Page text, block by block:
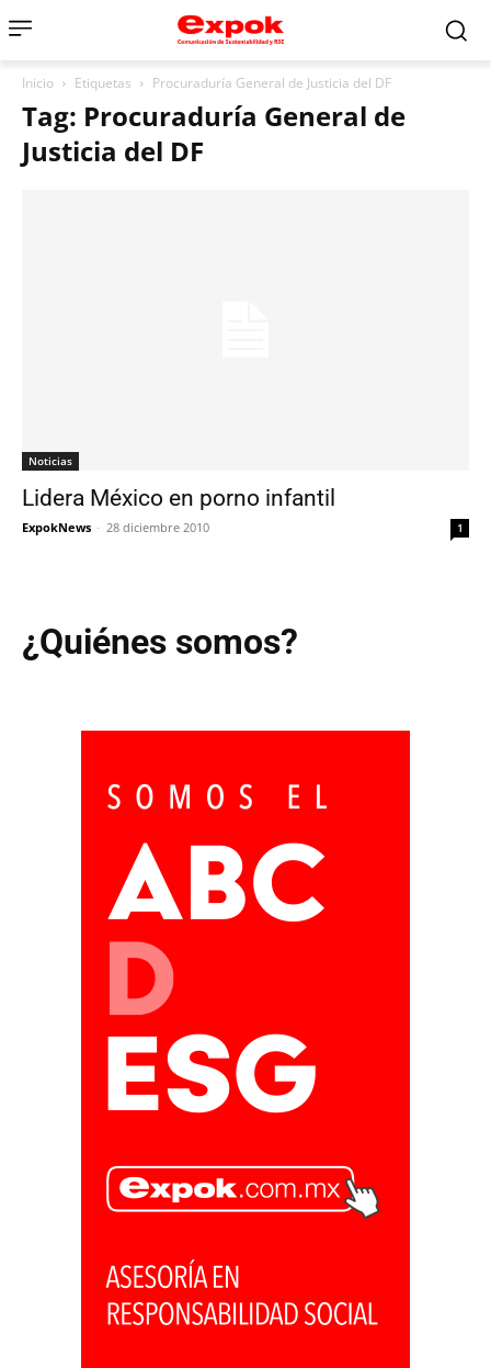
Inicio Etiquetas Procuraduría General de Justicia del DF
Tag: Procuraduría General de
Justicia del DF
Noticias
Lidera México en porno infantil
ExpokNews - 28 diciembre 2010 1
¿Quiénes somos?